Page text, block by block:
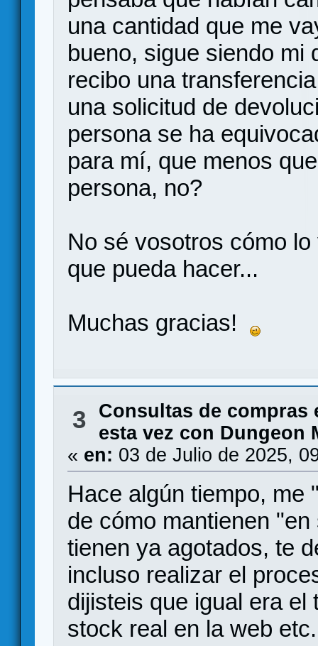
una cantidad que me
bueno, sigue siendo mi
recibo una
una solicitud de
persona se ha
para mí, que menos
persona, no?
No sé vosotros cómo
que pueda hacer...
Muchas gracias!
3
Consultas de compras
esta vez con Dungeon
« en: 03 de Julio de 2025,
Hace algún tiempo, me
de cómo mantienen
tienen ya agotados, te
incluso realizar el
dijisteis que igual era el
stock real en la web